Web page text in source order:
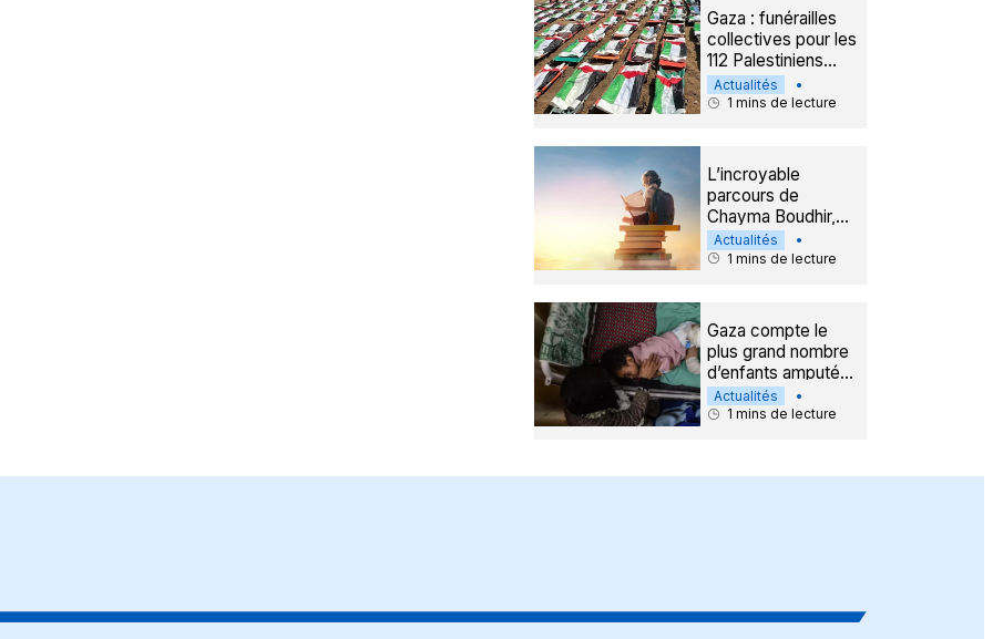
Gaza : funérailles
collectives pour les
112 Palestiniens
retrouvés sous les
décombres
Actualités
•
1 mins de lecture
L’incroyable
parcours de
Chayma Boudhir,
jeune romancière
de 15 ans
Actualités
•
1 mins de lecture
Gaza compte le
plus grand nombre
d’enfants amputés
au monde
Actualités
•
1 mins de lecture